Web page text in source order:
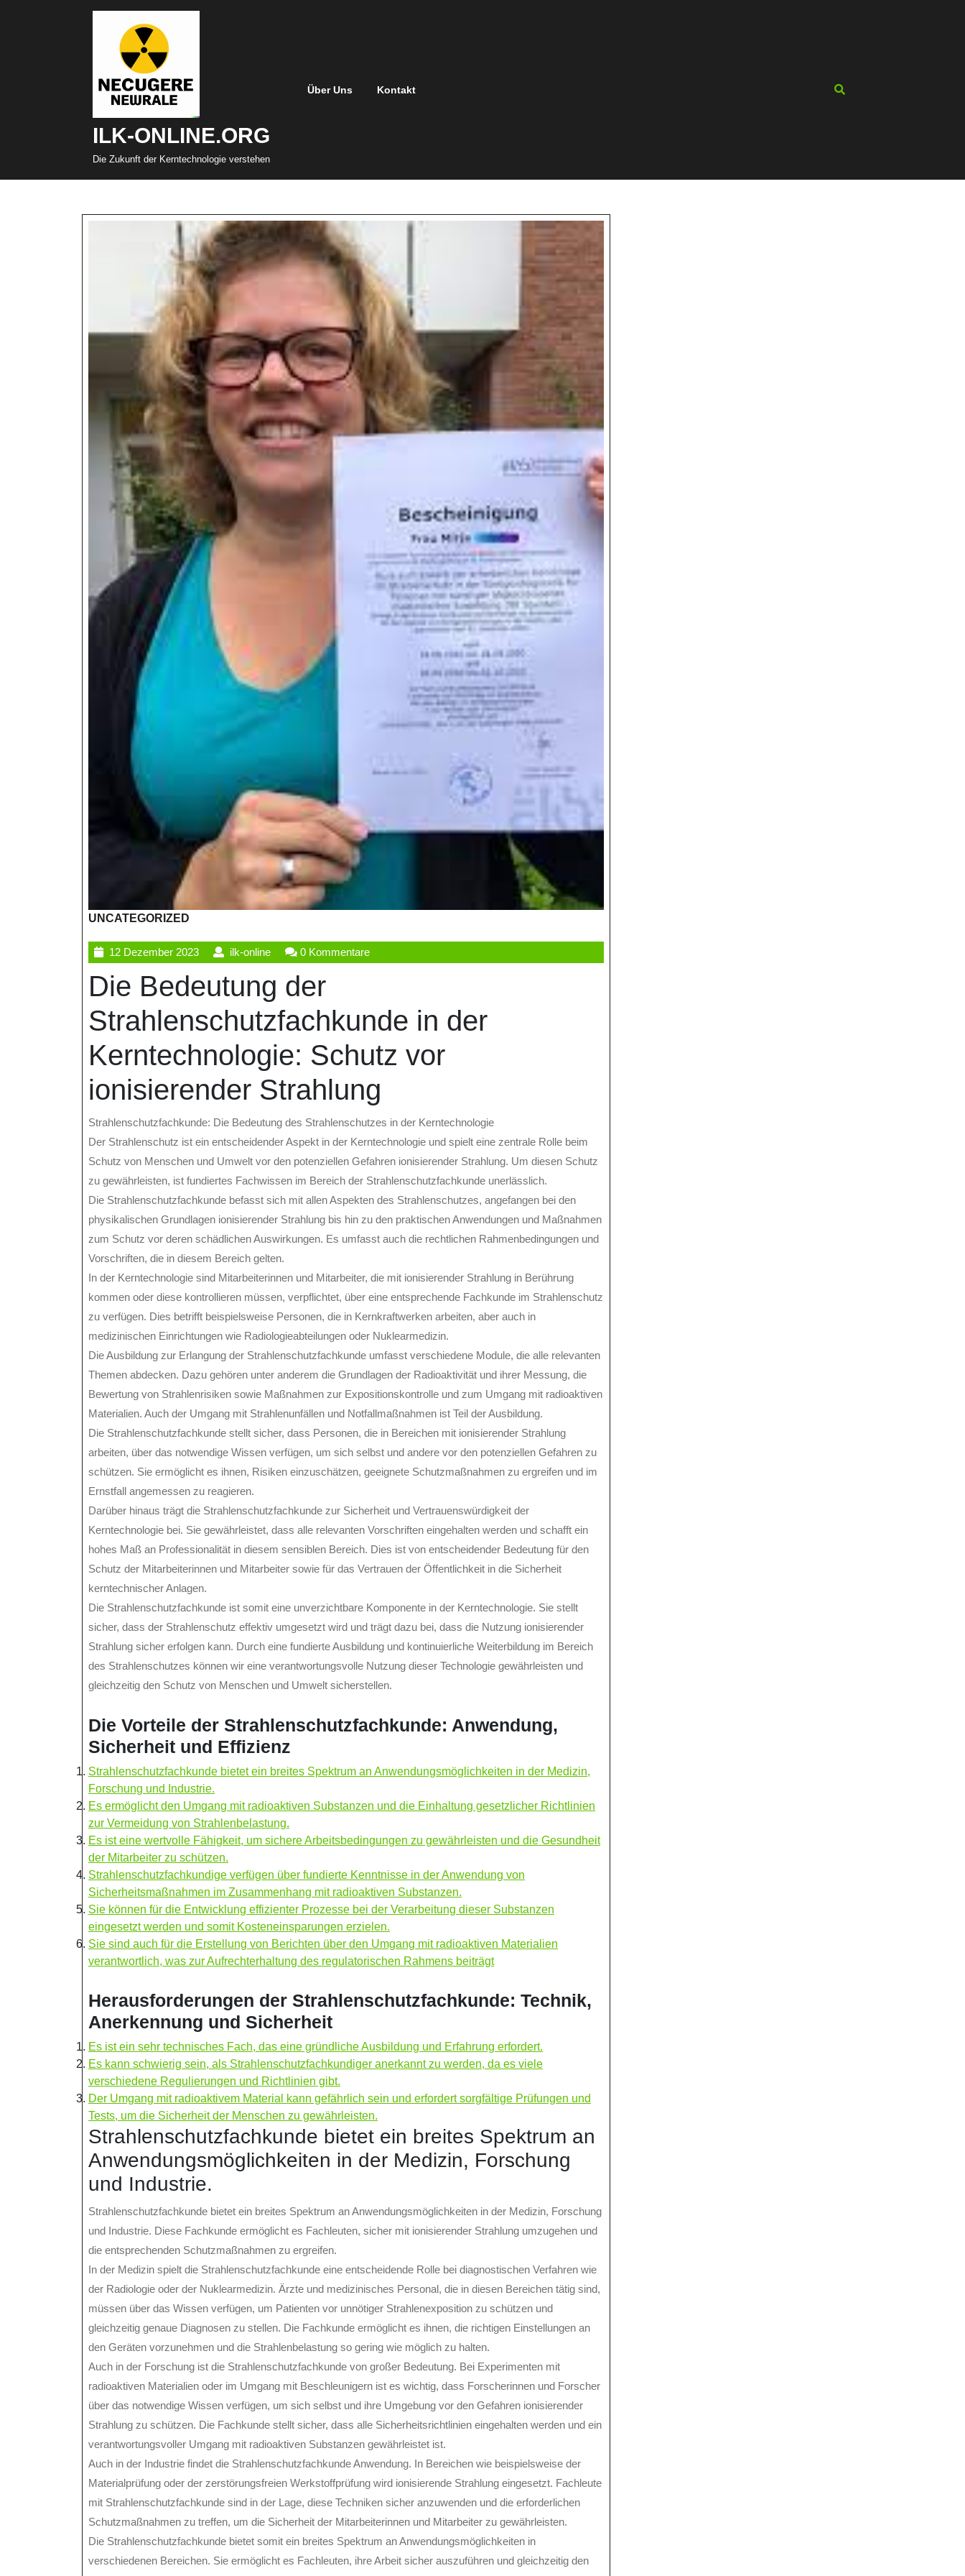
ILK-ONLINE.ORG
Die Zukunft der Kerntechnologie verstehen
Über Uns Kontakt
UNCATEGORIZED
12 Dezember 202312
Dezember
2023
ilk-onlineilk-
online
0 Kommentare
Die Bedeutung der
Strahlenschutzfachkunde in der
Kerntechnologie: Schutz vor
ionisierender Strahlung
Strahlenschutzfachkunde: Die Bedeutung des Strahlenschutzes in der Kerntechnologie
Der Strahlenschutz ist ein entscheidender Aspekt in der Kerntechnologie und spielt eine zentrale Rolle beim
Schutz von Menschen und Umwelt vor den potenziellen Gefahren ionisierender Strahlung. Um diesen Schutz
zu gewährleisten, ist fundiertes Fachwissen im Bereich der Strahlenschutzfachkunde unerlässlich.
Die Strahlenschutzfachkunde befasst sich mit allen Aspekten des Strahlenschutzes, angefangen bei den
physikalischen Grundlagen ionisierender Strahlung bis hin zu den praktischen Anwendungen und Maßnahmen
zum Schutz vor deren schädlichen Auswirkungen. Es umfasst auch die rechtlichen Rahmenbedingungen und
Vorschriften, die in diesem Bereich gelten.
In der Kerntechnologie sind Mitarbeiterinnen und Mitarbeiter, die mit ionisierender Strahlung in Berührung
kommen oder diese kontrollieren müssen, verpflichtet, über eine entsprechende Fachkunde im Strahlenschutz
zu verfügen. Dies betrifft beispielsweise Personen, die in Kernkraftwerken arbeiten, aber auch in
medizinischen Einrichtungen wie Radiologieabteilungen oder Nuklearmedizin.
Die Ausbildung zur Erlangung der Strahlenschutzfachkunde umfasst verschiedene Module, die alle relevanten
Themen abdecken. Dazu gehören unter anderem die Grundlagen der Radioaktivität und ihrer Messung, die
Bewertung von Strahlenrisiken sowie Maßnahmen zur Expositionskontrolle und zum Umgang mit radioaktiven
Materialien. Auch der Umgang mit Strahlenunfällen und Notfallmaßnahmen ist Teil der Ausbildung.
Die Strahlenschutzfachkunde stellt sicher, dass Personen, die in Bereichen mit ionisierender Strahlung
arbeiten, über das notwendige Wissen verfügen, um sich selbst und andere vor den potenziellen Gefahren zu
schützen. Sie ermöglicht es ihnen, Risiken einzuschätzen, geeignete Schutzmaßnahmen zu ergreifen und im
Ernstfall angemessen zu reagieren.
Darüber hinaus trägt die Strahlenschutzfachkunde zur Sicherheit und Vertrauenswürdigkeit der
Kerntechnologie bei. Sie gewährleistet, dass alle relevanten Vorschriften eingehalten werden und schafft ein
hohes Maß an Professionalität in diesem sensiblen Bereich. Dies ist von entscheidender Bedeutung für den
Schutz der Mitarbeiterinnen und Mitarbeiter sowie für das Vertrauen der Öffentlichkeit in die Sicherheit
kerntechnischer Anlagen.
Die Strahlenschutzfachkunde ist somit eine unverzichtbare Komponente in der Kerntechnologie. Sie stellt
sicher, dass der Strahlenschutz effektiv umgesetzt wird und trägt dazu bei, dass die Nutzung ionisierender
Strahlung sicher erfolgen kann. Durch eine fundierte Ausbildung und kontinuierliche Weiterbildung im Bereich
des Strahlenschutzes können wir eine verantwortungsvolle Nutzung dieser Technologie gewährleisten und
gleichzeitig den Schutz von Menschen und Umwelt sicherstellen.
Die Vorteile der Strahlenschutzfachkunde: Anwendung,
Sicherheit und Effizienz
Strahlenschutzfachkunde bietet ein breites Spektrum an Anwendungsmöglichkeiten in der Medizin,
Forschung und Industrie.
Es ermöglicht den Umgang mit radioaktiven Substanzen und die Einhaltung gesetzlicher Richtlinien
zur Vermeidung von Strahlenbelastung.
Es ist eine wertvolle Fähigkeit, um sichere Arbeitsbedingungen zu gewährleisten und die Gesundheit
der Mitarbeiter zu schützen.
Strahlenschutzfachkundige verfügen über fundierte Kenntnisse in der Anwendung von
Sicherheitsmaßnahmen im Zusammenhang mit radioaktiven Substanzen.
Sie können für die Entwicklung effizienter Prozesse bei der Verarbeitung dieser Substanzen
eingesetzt werden und somit Kosteneinsparungen erzielen.
Sie sind auch für die Erstellung von Berichten über den Umgang mit radioaktiven Materialien
verantwortlich, was zur Aufrechterhaltung des regulatorischen Rahmens beiträgt
Herausforderungen der Strahlenschutzfachkunde: Technik,
Anerkennung und Sicherheit
Es ist ein sehr technisches Fach, das eine gründliche Ausbildung und Erfahrung erfordert.
Es kann schwierig sein, als Strahlenschutzfachkundiger anerkannt zu werden, da es viele
verschiedene Regulierungen und Richtlinien gibt.
Der Umgang mit radioaktivem Material kann gefährlich sein und erfordert sorgfältige Prüfungen und
Tests, um die Sicherheit der Menschen zu gewährleisten.
Strahlenschutzfachkunde bietet ein breites Spektrum an
Anwendungsmöglichkeiten in der Medizin, Forschung
und Industrie.
Strahlenschutzfachkunde bietet ein breites Spektrum an Anwendungsmöglichkeiten in der Medizin, Forschung
und Industrie. Diese Fachkunde ermöglicht es Fachleuten, sicher mit ionisierender Strahlung umzugehen und
die entsprechenden Schutzmaßnahmen zu ergreifen.
In der Medizin spielt die Strahlenschutzfachkunde eine entscheidende Rolle bei diagnostischen Verfahren wie
der Radiologie oder der Nuklearmedizin. Ärzte und medizinisches Personal, die in diesen Bereichen tätig sind,
müssen über das Wissen verfügen, um Patienten vor unnötiger Strahlenexposition zu schützen und
gleichzeitig genaue Diagnosen zu stellen. Die Fachkunde ermöglicht es ihnen, die richtigen Einstellungen an
den Geräten vorzunehmen und die Strahlenbelastung so gering wie möglich zu halten.
Auch in der Forschung ist die Strahlenschutzfachkunde von großer Bedeutung. Bei Experimenten mit
radioaktiven Materialien oder im Umgang mit Beschleunigern ist es wichtig, dass Forscherinnen und Forscher
über das notwendige Wissen verfügen, um sich selbst und ihre Umgebung vor den Gefahren ionisierender
Strahlung zu schützen. Die Fachkunde stellt sicher, dass alle Sicherheitsrichtlinien eingehalten werden und ein
verantwortungsvoller Umgang mit radioaktiven Substanzen gewährleistet ist.
Auch in der Industrie findet die Strahlenschutzfachkunde Anwendung. In Bereichen wie beispielsweise der
Materialprüfung oder der zerstörungsfreien Werkstoffprüfung wird ionisierende Strahlung eingesetzt. Fachleute
mit Strahlenschutzfachkunde sind in der Lage, diese Techniken sicher anzuwenden und die erforderlichen
Schutzmaßnahmen zu treffen, um die Sicherheit der Mitarbeiterinnen und Mitarbeiter zu gewährleisten.
Die Strahlenschutzfachkunde bietet somit ein breites Spektrum an Anwendungsmöglichkeiten in
verschiedenen Bereichen. Sie ermöglicht es Fachleuten, ihre Arbeit sicher auszuführen und gleichzeitig den